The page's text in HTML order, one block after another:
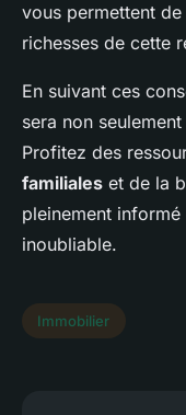
vous permettent
richesses de cette
En suivant ces
sera non
Profitez des
familiales et de la
pleinement
inoubliable.
Immobilier